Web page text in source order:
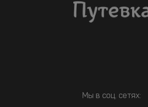
Мы в соц. сетях: